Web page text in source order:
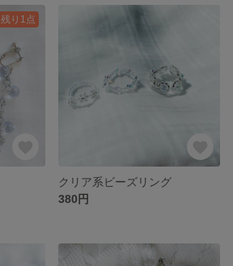
残り1点
クリア系ビーズリング
380円